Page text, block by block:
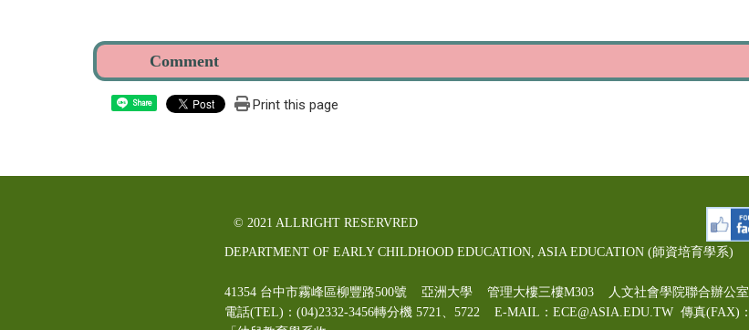
Share Print this page
© 2021 ALLRIGHT RESERVRED
DEPARTMENT OF EARLY CHILDHOOD EDUCATION, ASIA EDUCATION (師資培育學系)
41354 台中市霧峰區柳豐路500號 亞洲大學 管理大樓三樓M303 人文社會學院聯合辦公室
電話(TEL)：(04)2332-3456轉分機 5721、5722 E-MAIL：ECE@ASIA.EDU.TW 傳真(FAX)